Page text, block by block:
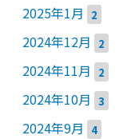
2025年1月 2
2024年12月 2
2024年11月 2
2024年10月 3
2024年9月 4